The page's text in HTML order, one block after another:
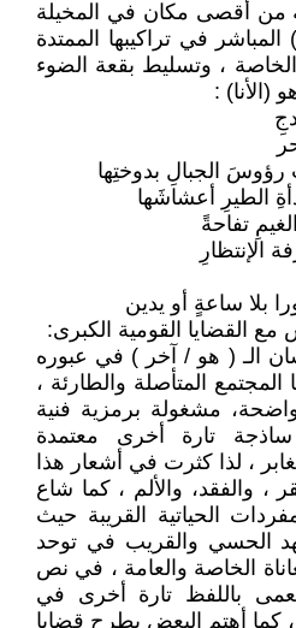
من أقصى مكان في المخيلة
في تراكيبها الممتدة
، وتسليط بقعة الضوء
(الأنا) :
الجبالِ بدوختِها
الطيرِ أعشاشَها
تفاحةً
بلا ساعةٍ أو يدين
الـ ( هو / آخر ) في عبوره
المتأصلة والطارئة ،
مشغولة برمزية فنية
ساذجة تارة أخرى معتمدة
، لذا كثرت في أشعار هذا
، والفقد، والألم ، كما شاع
الحياتية القريبة حيث
الحسي والقريب في توحد
الخاصة والعامة ، في نص
باللفظ تارة أخرى في
، كما أهتم البعض بطرح قضايا